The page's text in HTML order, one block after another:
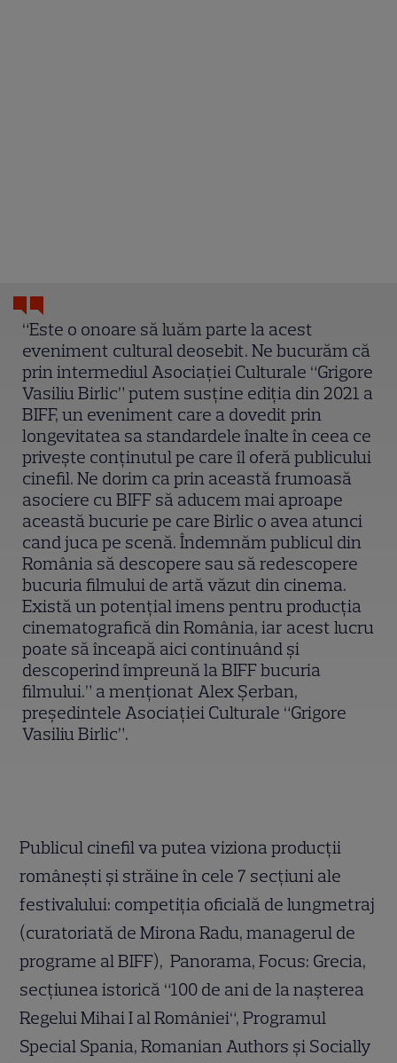
“Este o onoare să luăm parte la acest
eveniment cultural deosebit. Ne bucurăm că
prin intermediul Asociației Culturale “Grigore
Vasiliu Birlic” putem susține ediția din 2021 a
BIFF, un eveniment care a dovedit prin
longevitatea sa standardele înalte în ceea ce
privește conținutul pe care îl oferă publicului
cinefil. Ne dorim ca prin această frumoasă
asociere cu BIFF să aducem mai aproape
această bucurie pe care Birlic o avea atunci
cand juca pe scenă. Îndemnăm publicul din
România să descopere sau să redescopere
bucuria filmului de artă văzut din cinema.
Există un potențial imens pentru producția
cinematografică din România, iar acest lucru
poate să înceapă aici continuând și
descoperind împreună la BIFF bucuria
filmului.” a menționat Alex Șerban,
președintele Asociației Culturale “Grigore
Vasiliu Birlic”.
Publicul cinefil va putea viziona producții
românești și străine în cele 7 secțiuni ale
festivalului: competiția oficială de lungmetraj
(curatoriată de Mirona Radu, managerul de
programe al BIFF), Panorama, Focus: Grecia,
secțiunea istorică “100 de ani de la nașterea
Regelui Mihai I al României“, Programul
Special Spania, Romanian Authors și Socially